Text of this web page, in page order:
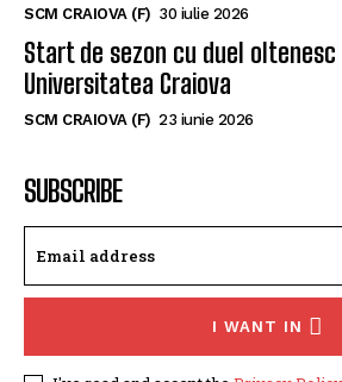
SCM Universitatea Craiova a
tânără handbalistă de la Rapid
Universitatea Craiova
SUBSCRIBE